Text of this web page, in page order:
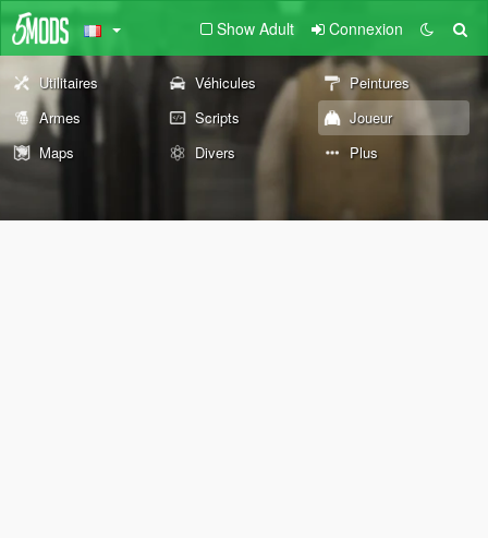
Show Adult Connexion
Utilitaires Véhicules
Peintures
Armes
Scripts
Joueur
Maps
Divers Plus